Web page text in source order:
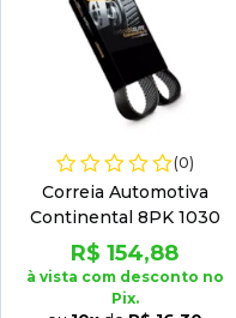
(0)
Correia Automotiva
Continental 8PK 1030
R$ 154,88
à vista com desconto no
Pix.